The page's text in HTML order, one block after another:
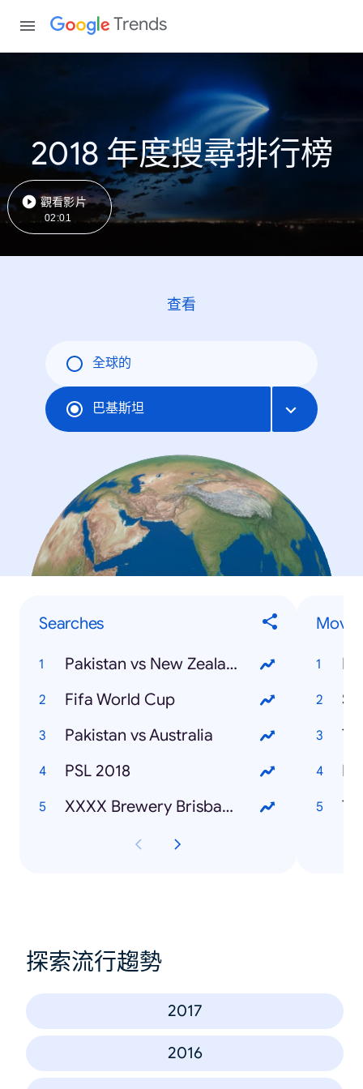
Trends
2018 年度搜尋排行榜
觀看影片
02:01
查看
全球的
巴基斯坦
Searches
Pakistan vs New Zealand
Fifa World Cup
Pakistan vs Australia
PSL 2018
XXXX Brewery Brisbane
探索流行趨勢
2017
2016